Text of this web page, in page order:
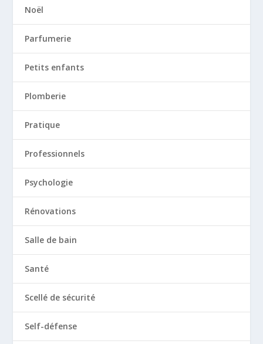
Noël
Parfumerie
Petits enfants
Plomberie
Pratique
Professionnels
Psychologie
Rénovations
Salle de bain
Santé
Scellé de sécurité
Self-défense